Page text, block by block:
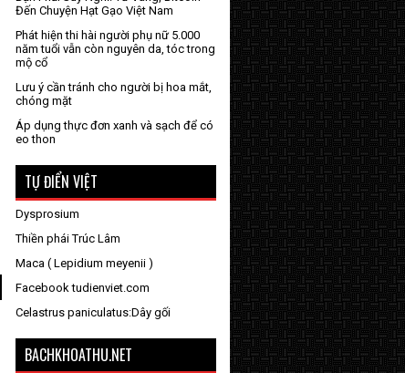
Đến Chuyện Hạt Gạo Việt Nam
Phát hiện thi hài người phụ nữ 5.000
năm tuổi vẫn còn nguyên da, tóc trong
mộ cổ
Lưu ý cần tránh cho người bị hoa mắt,
chóng mặt
Áp dụng thực đơn xanh và sạch để có
eo thon
TỰ ĐIỂN VIỆT
Dysprosium
Thiền phái Trúc Lâm
Maca ( Lepidium meyenii )
Facebook tudienviet.com
Celastrus paniculatus:Dây gối
BACHKHOATHU.NET